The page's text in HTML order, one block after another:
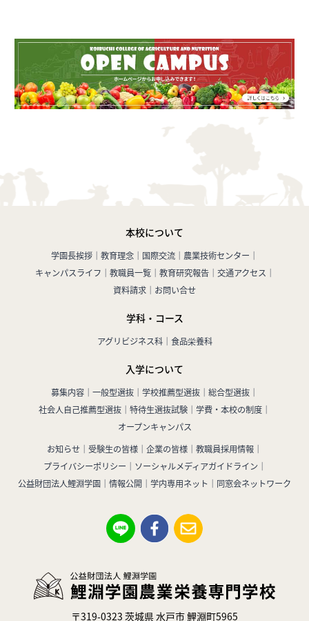
本校について
学園長挨拶 教育理念 国際交流
農業技術センター
キャンパスライフ
教職員一覧 教育研究報告
交通アクセス
資料請求
お問い合せ
学科・コース
アグリビジネス科 食品栄養科
入学について
募集内容 一般型選抜 学校推薦型選抜
総合型選抜
社会人自己推薦型選抜
特待生選抜試験
学費・本校の制度
オープンキャンパス
お知らせ
受験生の皆様 企業の皆様
教職員採用情報
プライバシーポリシー
ソーシャルメディアガイドライン
公益財団法人鯉淵学園
情報公開 学内専用ネット 同窓会ネットワーク
〒319-0323 茨城県 水戸市 鯉淵町5965